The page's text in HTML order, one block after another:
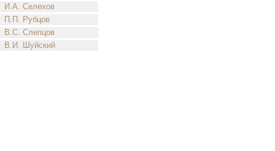
И.А. Селехов
П.П. Рубцов
В.С. Слепцов
В.И. Шуйский